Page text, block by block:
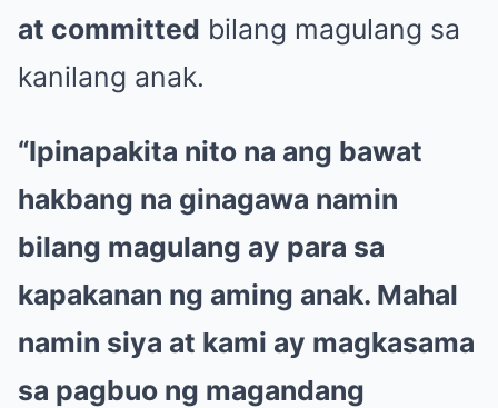
at committed bilang magulang sa
kanilang anak.
“Ipinapakita nito na ang bawat
hakbang na ginagawa namin
bilang magulang ay para sa
kapakanan ng aming anak. Mahal
namin siya at kami ay magkasama
sa pagbuo ng magandang